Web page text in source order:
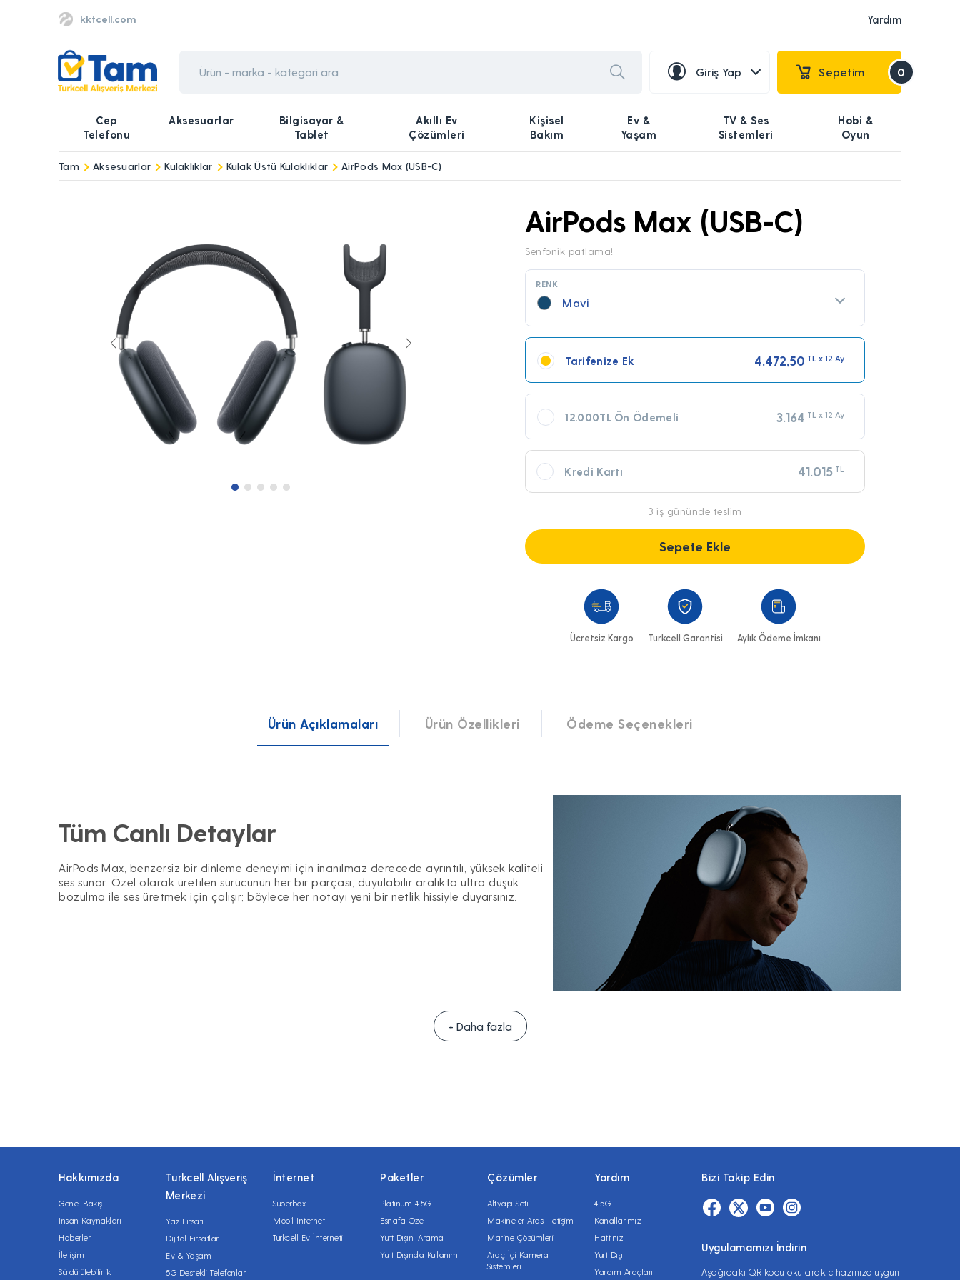
kktcell.com Yardım
Giriş Yap Sepetim 0
Cep
Telefonu
Aksesuarlar
Bilgisayar &
Tablet
Akıllı Ev
Çözümleri
Kişisel
Bakım
Ev &
Yaşam
TV & Ses
Sistemleri
Hobi &
Oyun
Tam Aksesuarlar Kulaklıklar Kulak Üstü Kulaklıklar AirPods Max (USB-C)
AirPods Max (USB-C)
Senfonik patlama!
RENK
Mavi
Tarifenize Ek 4.472,50 TL x 12 Ay
12.000TL Ön Ödemeli 3.164 TL x 12 Ay
Kredi Kartı 41.015 TL
3 iş gününde teslim
Sepete Ekle
Ücretsiz Kargo Turkcell Garantisi Aylık Ödeme İmkanı
Ürün Açıklamaları Ürün Özellikleri Ödeme Seçenekleri
Tüm Canlı Detaylar
AirPods Max, benzersiz bir dinleme deneyimi için inanılmaz derecede ayrıntılı, yüksek kaliteli
ses sunar. Özel olarak üretilen sürücünün her bir parçası, duyulabilir aralıkta ultra düşük
bozulma ile ses üretmek için çalışır; böylece her notayı yeni bir netlik hissiyle duyarsınız.
+ Daha fazla
Hakkımızda
Genel Bakış
İnsan Kaynakları
Haberler
İletişim
Sürdürülebilirlik
Turkcell Alışveriş
Merkezi
Yaz Fırsatı
Dijital Fırsatlar
Ev & Yaşam
5G Destekli Telefonlar
İnternet
Superbox
Mobil İnternet
Turkcell Ev İnterneti
Paketler
Platinum 4.5G
Esnafa Özel
Yurt Dışını Arama
Yurt Dışında Kullanım
Çözümler
Altyapı Seti
Makineler Arası İletişim
Marine Çözümleri
Araç İçi Kamera
Sistemleri
Yardım
4.5G
Kanallarımız
Hattınız
Yurt Dışı
Yardım Araçları
Bizi Takip Edin
Uygulamamızı İndirin
Aşağıdaki QR kodu okutarak cihazınıza uygun